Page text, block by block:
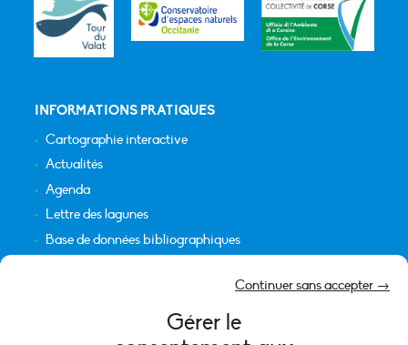
Gérer le
Continuer sans accepter →
INFORMATIONS PRATIQUES
Cartographie interactive
Actualités
Agenda
Lettre des lagunes
Base de données bibliographiques